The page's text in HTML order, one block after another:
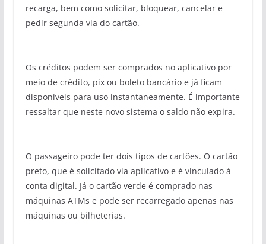
recarga, bem como solicitar, bloquear, cancelar e
pedir segunda via do cartão.
Os créditos podem ser comprados no aplicativo por
meio de crédito, pixou boleto bancário e já ficam
disponíveis para uso instantaneamente. É importante
ressaltar que neste novo sistema o saldo não expira.
O passageiro pode ter dois tipos de cartões. O cartão
preto, que é solicitado via aplicativo e é vinculado à
conta digital. Já o cartão verde é comprado nas
máquinas ATMs e pode ser recarregado apenas nas
máquinas ou bilheterias.